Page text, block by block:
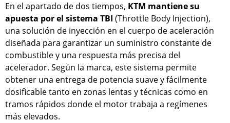
En el apartado de dos tiempos, KTM mantiene su
apuesta por el sistema TBI (Throttle Body Injection),
una solución de inyección en el cuerpo de aceleración
diseñada para garantizar un suministro constante de
combustible y una respuesta más precisa del
acelerador. Según la marca, este sistema permite
obtener una entrega de potencia suave y fácilmente
dosificable tanto en zonas lentas y técnicas como en
tramos rápidos donde el motor trabaja a regímenes
más elevados.